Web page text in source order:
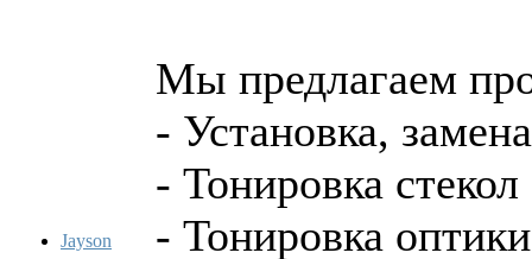
Jayson
Мы предлагаем
- Установка,
- Тонировка
- Тонировка оптики